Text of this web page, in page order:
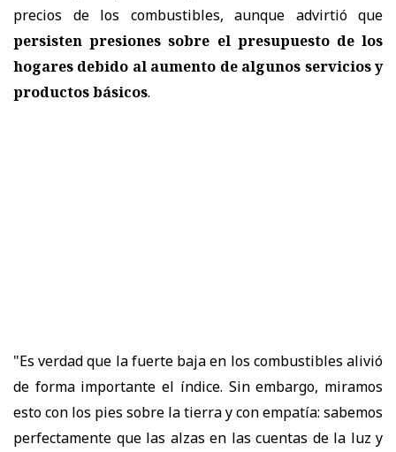
precios de los combustibles, aunque advirtió que
persisten presiones sobre el presupuesto de los
hogares debido al aumento de algunos servicios y
productos básicos.
"Es verdad que la fuerte baja en los combustibles alivió
de forma importante el índice. Sin embargo, miramos
esto con los pies sobre la tierra y con empatía: sabemos
perfectamente que las alzas en las cuentas de la luz y